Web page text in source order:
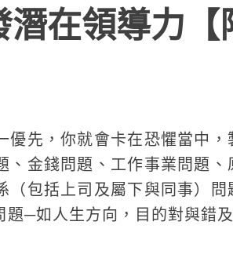
在領導力【
優先，你就會卡在恐懼當中
金錢問題、工作事業問題、
包括上司及屬下與同事）問
─如人生方向，目的對與錯